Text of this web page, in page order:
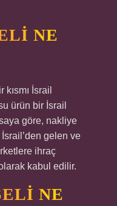
NE
İsrail
ürün bir İsrail
göre, nakliye
İsrail’den gelen ve
ihraç
kabul edilir.
NE